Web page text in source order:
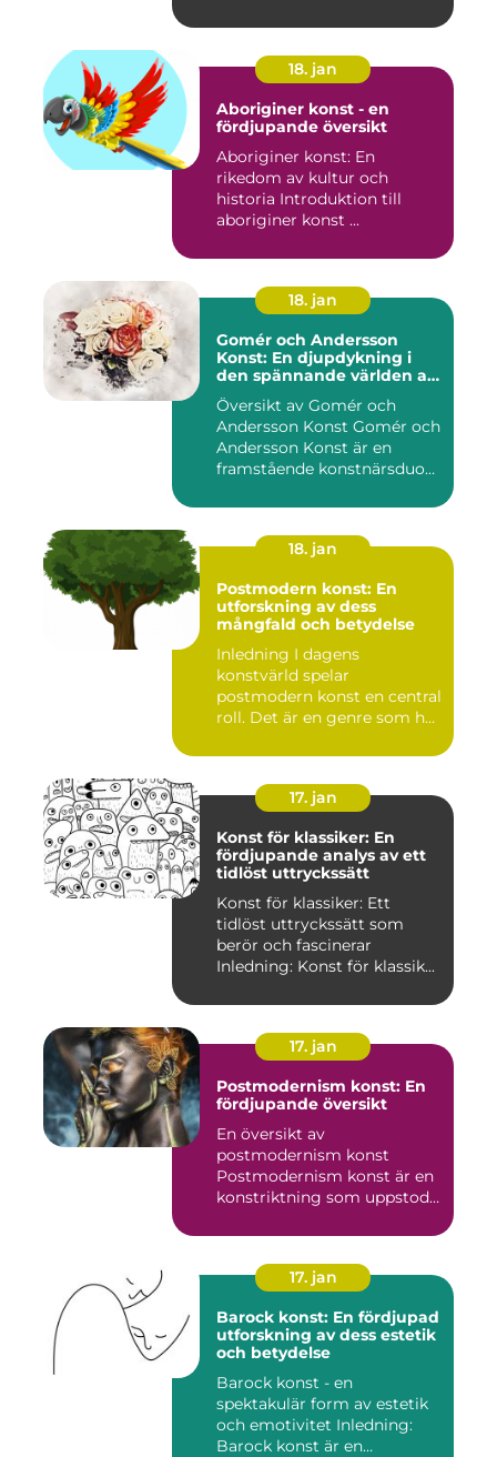
18. jan
Aboriginer konst - en
fördjupande översikt
Aboriginer konst: En
rikedom av kultur och
historia Introduktion till
aboriginer konst ...
18. jan
Gomér och Andersson
Konst: En djupdykning i
den spännande världen av
konst
Översikt av Gomér och
Andersson Konst Gomér och
Andersson Konst är en
framstående konstnärsduo
18. jan
Postmodern konst: En
utforskning av dess
mångfald och betydelse
Inledning I dagens
konstvärld spelar
postmodern konst en central
roll. Det är en genre som har
17. jan
Konst för klassiker: En
fördjupande analys av ett
tidlöst uttryckssätt
Konst för klassiker: Ett
tidlöst uttryckssätt som
berör och fascinerar
Inledning: Konst för klassik...
17. jan
Postmodernism konst: En
fördjupande översikt
En översikt av
postmodernism konst
Postmodernism konst är en
konstriktning som uppstod
17. jan
Barock konst: En fördjupad
utforskning av dess estetik
och betydelse
Barock konst - en
spektakulär form av estetik
och emotivitet Inledning:
Barock konst är en